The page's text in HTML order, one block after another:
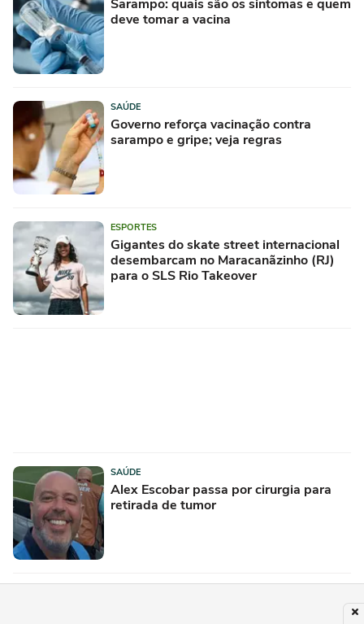
Sarampo: quais são os sintomas e quem
deve tomar a vacina
SAÚDE
Governo reforça vacinação contra
sarampo e gripe; veja regras
ESPORTES
Gigantes do skate street internacional
desembarcam no Maracanãzinho (RJ)
para o SLS Rio Takeover
SAÚDE
Alex Escobar passa por cirurgia para
retirada de tumor